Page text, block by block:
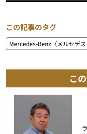
この記事のタグ
Mercedes-Benz（メルセデス
こ